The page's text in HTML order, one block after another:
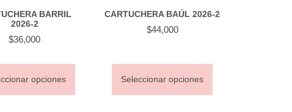
BARRIL
2026-2
$36,000
opciones
CARTUCHERA BAÚL 2026-2
$44,000
Seleccionar opciones